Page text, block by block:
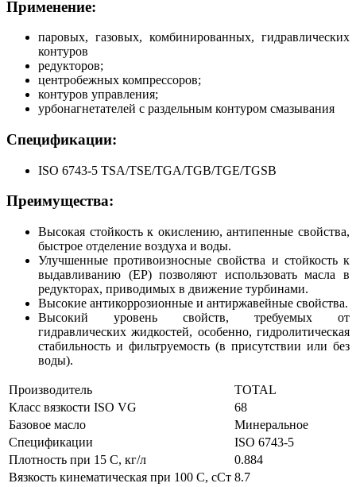
Применение:
паровых, газовых, комбинированных, гидравлических
контуров
редукторов;
центробежных компрессоров;
контуров управления;
урбонагнетателей с раздельным контуром смазывания
Спецификации:
ISO 6743-5 TSA/TSE/TGA/TGB/TGE/TGSB
Преимущества:
Высокая стойкость к окислению, антипенные свойства,
быстрое отделение воздуха и воды.
Улучшенные противоизносные свойства и стойкость к
выдавливанию (ЕР) позволяют использовать масла в
редукторах, приводимых в движение турбинами.
Высокие антикоррозионные и антиржавейные свойства.
Высокий уровень свойств, требуемых от
гидравлических жидкостей, особенно, гидролитическая
стабильность и фильтруемость (в присутствии или без
воды).
Производитель
TOTAL
Класс вязкости ISO VG
68
Базовое масло
Минеральное
Спецификации
ISO 6743-5
Плотность при 15 С, кг/л
0.884
Вязкость кинематическая при 100 С, сСт 8.7